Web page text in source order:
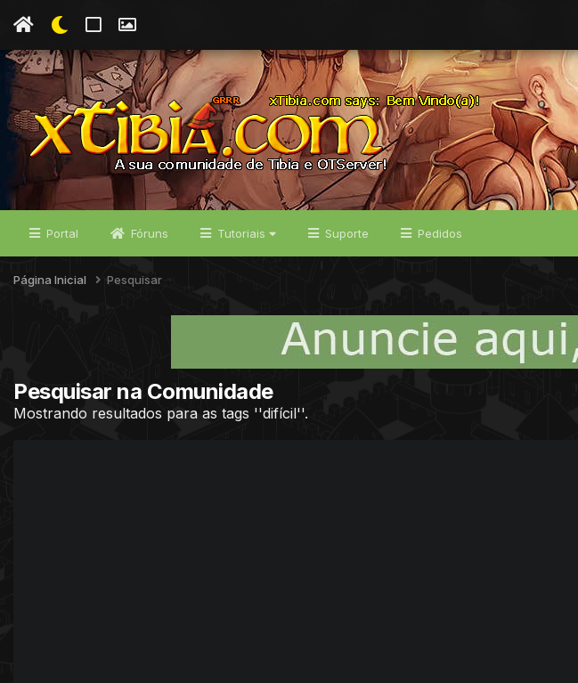
Portal Fóruns Tutoriais Suporte Pedidos
Página Inicial Pesquisar
Pesquisar na Comunidade
Mostrando resultados para as tags ''difícil''.